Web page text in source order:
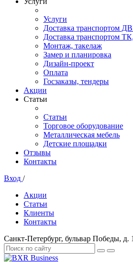
Услуги
Доставка транспортом
Доставка транспортом
Монтаж, такелаж
Замер и планировка
Дизайн-проект
Оплата
Госзаказы, тендеры
Акции
Статьи
Статьи
Торговое оборудование
Металлическая мебель
Детские площадки
Отзывы
Контакты
Вход /
Акции
Статьи
Клиенты
Контакты
Санкт-Петербург, бульвар Победы,